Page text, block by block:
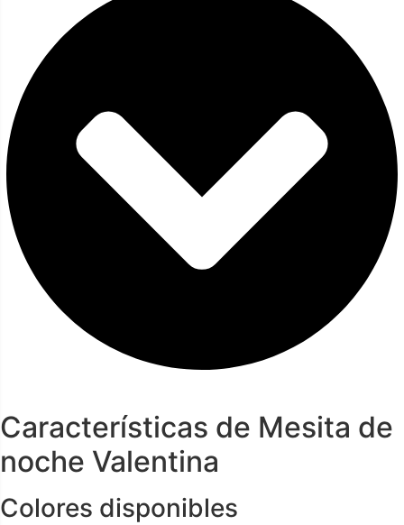
Características de Mesita de
noche Valentina
Colores disponibles